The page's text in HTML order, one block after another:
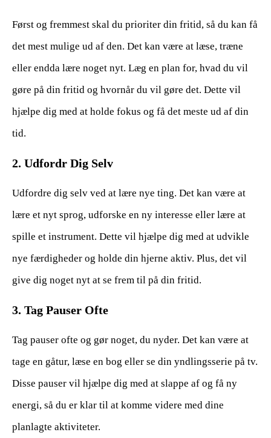
Først og fremmest skal du prioriter din fritid, så du kan få
det mest mulige ud af den. Det kan være at læse, træne
eller endda lære noget nyt. Læg en plan for, hvad du vil
gøre på din fritid og hvornår du vil gøre det. Dette vil
hjælpe dig med at holde fokus og få det meste ud af din
tid.
2. Udfordr Dig Selv
Udfordre dig selv ved at lære nye ting. Det kan være at
lære et nyt sprog, udforske en ny interesse eller lære at
spille et instrument. Dette vil hjælpe dig med at udvikle
nye færdigheder og holde din hjerne aktiv. Plus, det vil
give dig noget nyt at se frem til på din fritid.
3. Tag Pauser Ofte
Tag pauser ofte og gør noget, du nyder. Det kan være at
tage en gåtur, læse en bog eller se din yndlingsserie på tv.
Disse pauser vil hjælpe dig med at slappe af og få ny
energi, så du er klar til at komme videre med dine
planlagte aktiviteter.